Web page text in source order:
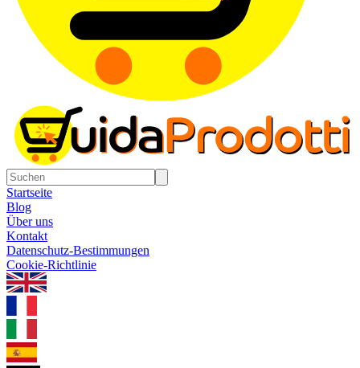
Startseite
Blog
Über uns
Kontakt
Datenschutz-Bestimmungen
Cookie-Richtlinie